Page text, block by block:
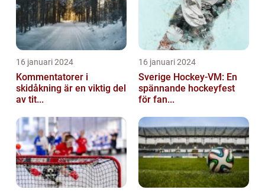
16 januari 2024
Kommentatorer i
skidåkning är en viktig del
av tit...
16 januari 2024
Sverige Hockey-VM: En
spännande hockeyfest
för fan...